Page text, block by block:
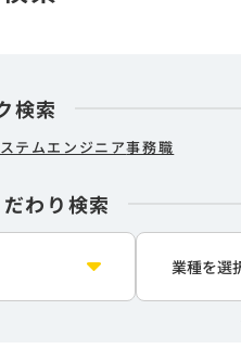
検索
テムエンジニア事務職
わり検索